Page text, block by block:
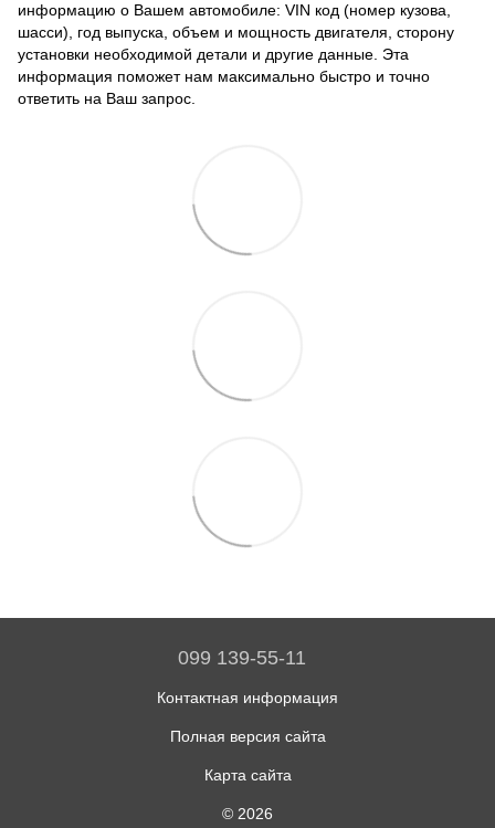
информацию о Вашем автомобиле: VIN код (номер кузова,
шасси), год выпуска, объем и мощность двигателя, сторону
установки необходимой детали и другие данные. Эта
информация поможет нам максимально быстро и точно
ответить на Ваш запрос.
099 139-55-11
Контактная информация
Полная версия сайта
Карта сайта
© 2026